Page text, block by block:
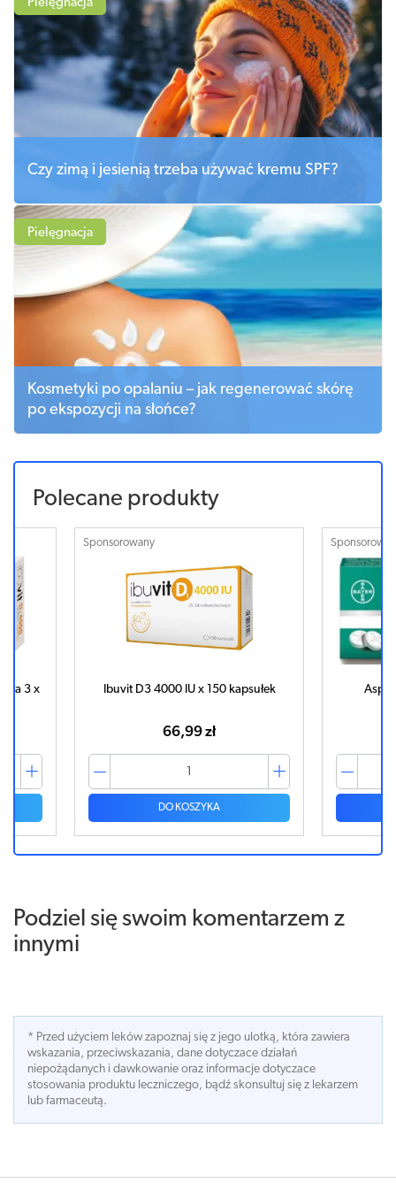
Pielęgnacja
Czy zimą i jesienią trzeba używać kremu SPF?
Pielęgnacja
Kosmetyki po opalaniu – jak regenerować skórę
po ekspozycji na słońce?
Polecane produkty
3 x
Sponsorowany
Ibuvit D3 4000 IU x 150 kapsułek
66,99 zł
DO KOSZYKA
Podziel się swoim komentarzem z
innymi
* Przed użyciem leków zapoznaj się z jego ulotką, która zawiera
wskazania, przeciwskazania, dane dotyczace działań
niepożądanych i dawkowanie oraz informacje dotyczace
stosowania produktu leczniczego, bądź skonsultuj się z lekarzem
lub farmaceutą.